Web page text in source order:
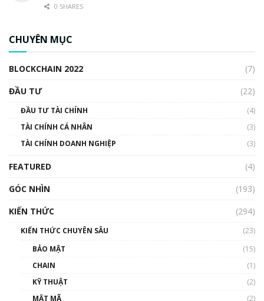
0 SHARES
CHUYÊN MỤC
BLOCKCHAIN 2022
(7)
ĐẦU TƯ
(22)
ĐẦU TƯ TÀI CHÍNH
(4)
TÀI CHÍNH CÁ NHÂN
(3)
TÀI CHÍNH DOANH NGHIỆP
(3)
FEATURED
(4)
GÓC NHÌN
(193)
KIẾN THỨC
(294)
KIẾN THỨC CHUYÊN SÂU
(23)
BẢO MẬT
(15)
CHAIN
(1)
KỸ THUẬT
(2)
MẬT MÃ
(2)